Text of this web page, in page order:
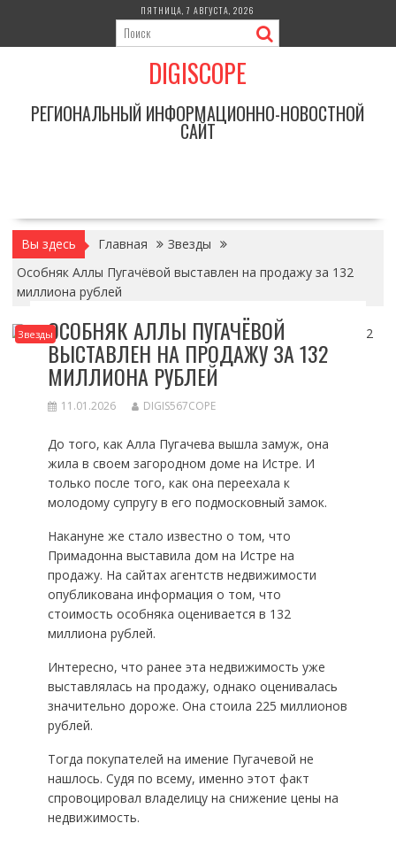
содержимому
ПЯТНИЦА, 7 АВГУСТА, 2026
DIGISCOPE
РЕГИОНАЛЬНЫЙ ИНФОРМАЦИОННО-НОВОСТНОЙ
САЙТ
Вы здесь Главная
Звезды
Особняк Аллы Пугачёвой выставлен на продажу за 132
миллиона рублей
ЗвездыОСОБНЯК АЛЛЫ ПУГАЧЁВОЙ
ВЫСТАВЛЕН НА ПРОДАЖУ ЗА 132
МИЛЛИОНА РУБЛЕЙ
11.01.2026 DIGIS567COPE
До того, как Алла Пугачева вышла замуж, она
жила в своем загородном доме на Истре. И
только после того, как она переехала к
молодому супругу в его подмосковный замок.
Накануне же стало известно о том, что
Примадонна выставила дом на Истре на
продажу. На сайтах агентств недвижимости
опубликована информация о том, что
стоимость особняка оценивается в 132
миллиона рублей.
Интересно, что ранее эта недвижимость уже
выставлялась на продажу, однако оценивалась
значительно дороже. Она стоила 225 миллионов
рублей.
Тогда покупателей на имение Пугачевой не
нашлось. Судя по всему, именно этот факт
спровоцировал владелицу на снижение цены на
недвижимость.